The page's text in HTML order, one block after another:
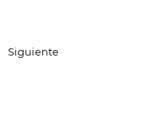
Siguiente